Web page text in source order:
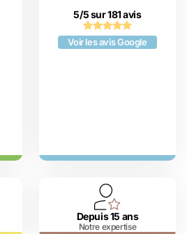
5/5 sur 181 avis
Voir les avis Google
Depuis 15 ans
Notre expertise